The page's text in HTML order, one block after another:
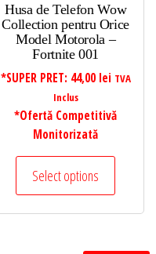
Husa de Telefon Wow
Collection pentru Orice
Model Motorola –
Fortnite 001
*SUPER PRET: 44,00 lei TVA
Inclus
*Ofertă Competitivă
Monitorizată
Select options